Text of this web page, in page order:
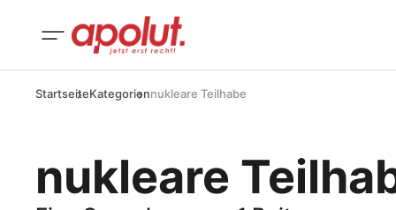
StartseiteKategoriennukleare Teilhabe
nukleare